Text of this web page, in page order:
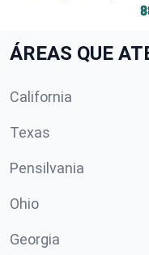
ÁREAS QUE
California
Texas
Pensilvania
Ohio
Georgia